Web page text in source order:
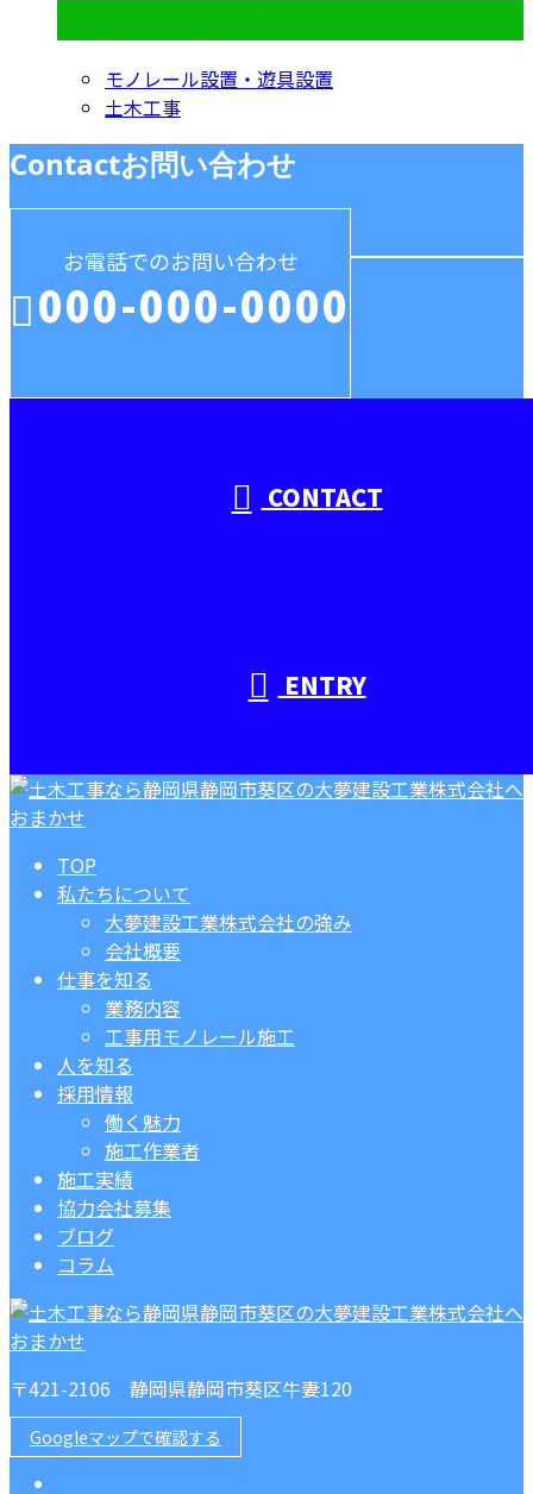
モノレール設置・遊具設置
土木工事
Contactお問い合わせ
お電話でのお問い合わせ
000-000-0000
CONTACT
ENTRY
TOP
私たちについて
大夢建設工業株式会社の強み
会社概要
仕事を知る
業務内容
工事用モノレール施工
人を知る
採用情報
働く魅力
施工作業者
施工実績
協力会社募集
ブログ
コラム
〒421-2106 静岡県静岡市葵区牛妻120
Googleマップで確認する